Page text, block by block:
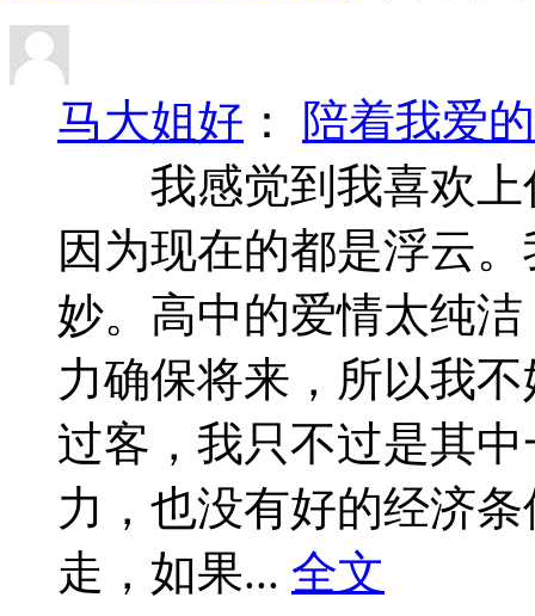
马大姐好 ：
陪着我爱
我感觉到我喜欢上
因为现在的都是浮云
妙。高中的爱情太纯
力确保将来，所以我
过客，我只不过是其
力，也没有好的经济
走，如果... 全文